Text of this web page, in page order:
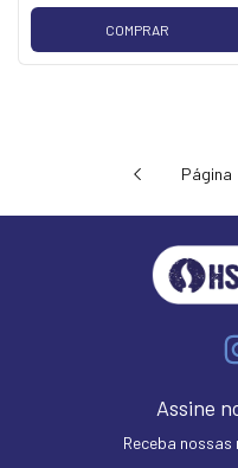
COMPRAR
Página
Assine
Receba